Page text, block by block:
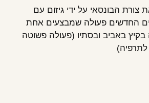
צורת הבונסאי על ידי גיזום עם
החדשים פעולה שמבצעים אחת
באביב ובסתיו (פעולה פשוטה